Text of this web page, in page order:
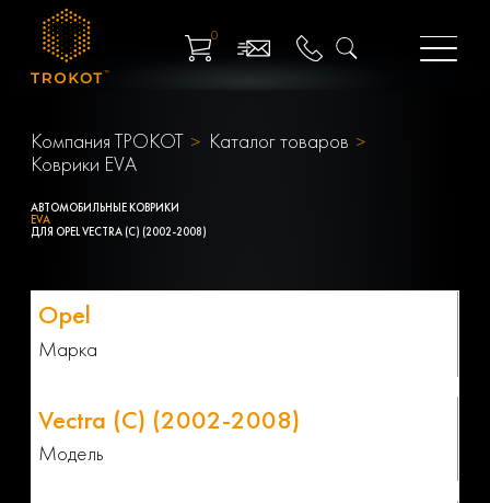
0
Компания ТРОКОТ
Каталог товаров
Коврики EVA
АВТОМОБИЛЬНЫЕ КОВРИКИ
EVA
ДЛЯ OPEL VECTRA (C) (2002-2008)
Марка
Модель